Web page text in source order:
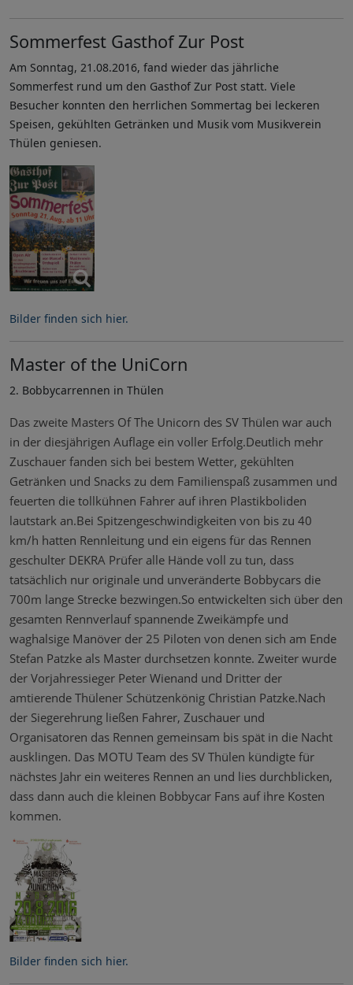
Sommerfest Gasthof Zur Post
Am Sonntag, 21.08.2016, fand wieder das jährliche
Sommerfest rund um den Gasthof Zur Post statt. Viele
Besucher konnten den herrlichen Sommertag bei leckeren
Speisen, gekühlten Getränken und Musik vom Musikverein
Thülen geniesen.
Bilder finden sich hier.
Master of the UniCorn
2. Bobbycarrennen in Thülen
Das zweite Masters Of The Unicorn des SV Thülen war auch
in der diesjährigen Auflage ein voller Erfolg.Deutlich mehr
Zuschauer fanden sich bei bestem Wetter, gekühlten
Getränken und Snacks zu dem Familienspaß zusammen und
feuerten die tollkühnen Fahrer auf ihren Plastikboliden
lautstark an.Bei Spitzengeschwindigkeiten von bis zu 40
km/h hatten Rennleitung und ein eigens für das Rennen
geschulter DEKRA Prüfer alle Hände voll zu tun, dass
tatsächlich nur originale und unveränderte Bobbycars die
700m lange Strecke bezwingen.So entwickelten sich über den
gesamten Rennverlauf spannende Zweikämpfe und
waghalsige Manöver der 25 Piloten von denen sich am Ende
Stefan Patzke als Master durchsetzen konnte. Zweiter wurde
der Vorjahressieger Peter Wienand und Dritter der
amtierende Thülener Schützenkönig Christian Patzke.Nach
der Siegerehrung ließen Fahrer, Zuschauer und
Organisatoren das Rennen gemeinsam bis spät in die Nacht
ausklingen. Das MOTU Team des SV Thülen kündigte für
nächstes Jahr ein weiteres Rennen an und lies durchblicken,
dass dann auch die kleinen Bobbycar Fans auf ihre Kosten
kommen.‎
Bilder finden sich hier.